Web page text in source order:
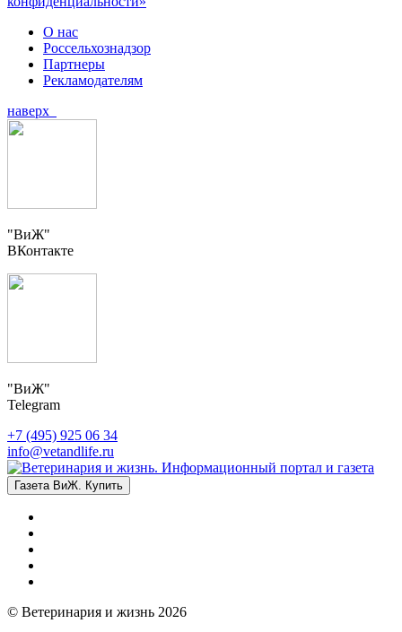
О нас
Россельхознадзор
Партнеры
Рекламодателям
наверх
"ВиЖ"
ВКонтакте
"ВиЖ"
Telegram
+7 (495) 925 06 34
info@vetandlife.ru
Газета ВиЖ. Купить
© Ветеринария и жизнь 2026